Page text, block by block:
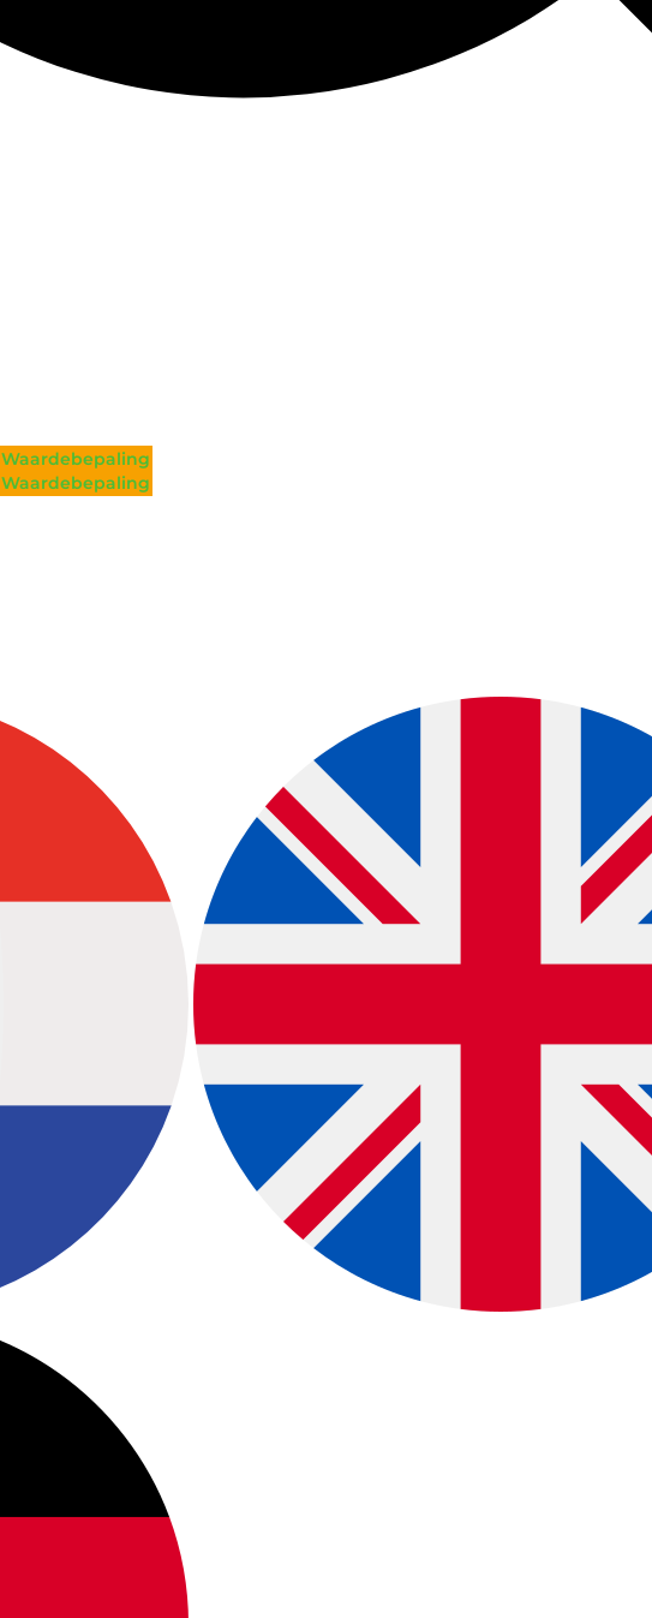
Waardebepaling
Waardebepaling